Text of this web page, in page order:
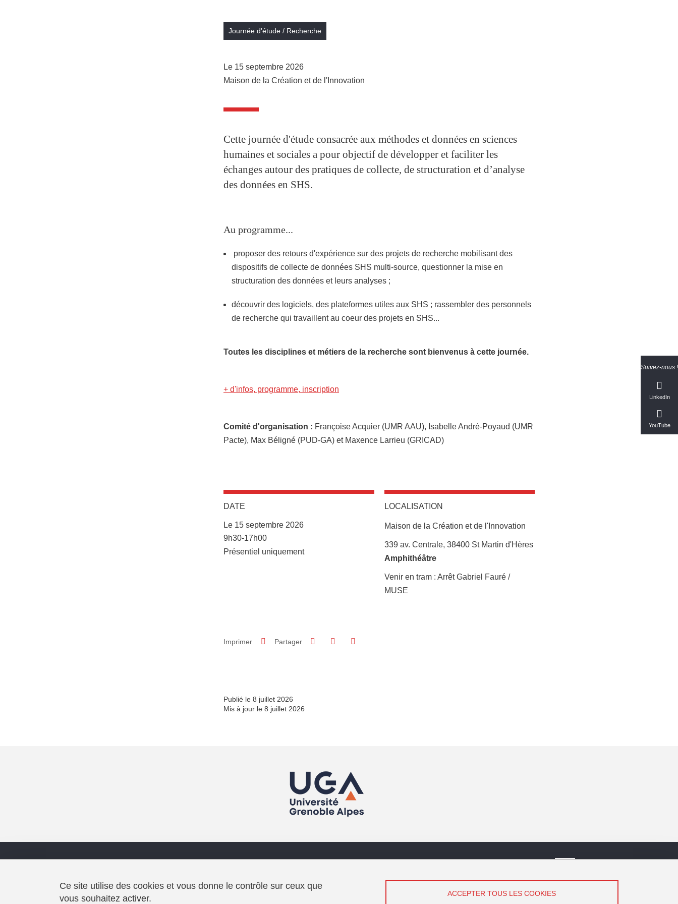
Suivez-nous !
LinkedIn
YouTube
Journée d'étude/ Recherche
Le 15 septembre 2026
Maison de la Création et de l'Innovation
Cette journée d'étude consacrée aux méthodes et données en sciences
humaines et sociales a pour objectif de développer et faciliter les
échanges autour des pratiques de collecte, de structuration et d’analyse
des données en SHS.
Au programme...
proposer des retours d'expérience sur des projets de recherche mobilisant des
dispositifs de collecte de données SHS multi-source, questionner la mise en
structuration des données et leurs analyses ;
découvrir des logiciels, des plateformes utiles aux SHS ; rassembler des personnels
de recherche qui travaillent au coeur des projets en SHS...
Toutes les disciplines et métiers de la recherche sont bienvenus à cette journée.
+ d'infos, programme, inscription
Comité d'organisation : Françoise Acquier (UMR AAU), Isabelle André-Poyaud (UMR
Pacte), Max Béligné (PUD-GA) et Maxence Larrieu (GRICAD)
DATE
Le 15 septembre 2026
Complément date
9h30-17h00
Présentiel uniquement
LOCALISATION
Maison de la Création et de l'Innovation
Complément lieu
339 av. Centrale, 38400 St Martin d'Hères
Amphithéâtre
Venir en tram : Arrêt Gabriel Fauré /
MUSE
Imprimer Partager Partager sur Facebook
Partager sur LinkedIn
Publié le 8 juillet 2026
Mis à jour le 8 juillet 2026
339 avenue Centrale
38400 Saint-Martin-d'Hères
Accueil : 04 57 04 14 00
Charte d'accueil de la MaCI
LinkedIn
YouTube
Ce site utilise des cookies et vous donne le contrôle sur ceux que
vous souhaitez activer.
ACCEPTER TOUS LES COOKIES